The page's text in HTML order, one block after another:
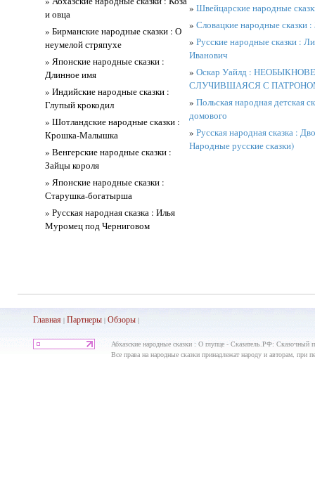
и овца
» Бирманские народные сказки : О
неумелой стряпухе
» Японские народные сказки :
Длинное имя
» Индийские народные сказки :
Глупый крокодил
» Шотландские народные сказки :
Крошка-Малышка
» Венгерские народные сказки :
Зайцы короля
» Японские народные сказки :
Старушка-богатырша
» Русская народная сказка : Илья
Муромец под Черниговом
» Швейцарские народные
» Словацкие народные сказки
» Русские народные сказки :
Иванович
» Оскар Уайлд :
СЛУЧИВШАЯСЯ С
» Польская народная детская
домового
» Русская народная сказка :
Народные русские сказки)
Главная| Партнеры| Обзоры|
Абхазские народные сказки : О глупце - Сказатель.РФ: Сказочный
Все права на народные сказки принадлежат народу и авторам, при